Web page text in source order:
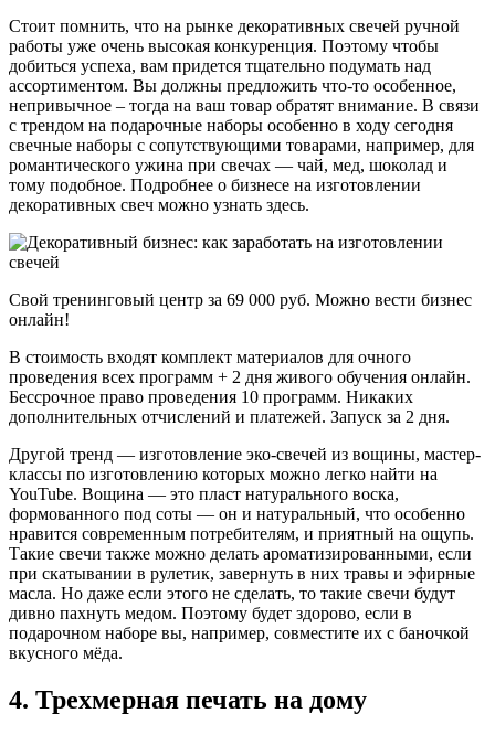
Стоит помнить, что на рынке декоративных свечей ручной
работы уже очень высокая конкуренция. Поэтому чтобы
добиться успеха, вам придется тщательно подумать над
ассортиментом. Вы должны предложить что-то особенное,
непривычное – тогда на ваш товар обратят внимание. В связи
с трендом на подарочные наборы особенно в ходу сегодня
свечные наборы с сопутствующими товарами, например, для
романтического ужина при свечах — чай, мед, шоколад и
тому подобное. Подробнее о бизнесе на изготовлении
декоративных свеч можно узнать здесь.
Свой тренинговый центр за 69 000 руб. Можно вести бизнес
онлайн!
В стоимость входят комплект материалов для очного
проведения всех программ + 2 дня живого обучения онлайн.
Бессрочное право проведения 10 программ. Никаких
дополнительных отчислений и платежей. Запуск за 2 дня.
Другой тренд — изготовление эко-свечей из вощины, мастер-
классы по изготовлению которых можно легко найти на
YouTube. Вощина — это пласт натурального воска,
формованного под соты — он и натуральный, что особенно
нравится современным потребителям, и приятный на ощупь.
Такие свечи также можно делать ароматизированными, если
при скатывании в рулетик, завернуть в них травы и эфирные
масла. Но даже если этого не сделать, то такие свечи будут
дивно пахнуть медом. Поэтому будет здорово, если в
подарочном наборе вы, например, совместите их с баночкой
вкусного мёда.
4. Трехмерная печать на дому